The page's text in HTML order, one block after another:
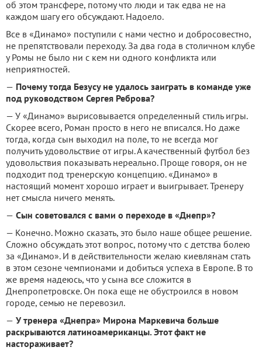
об этом трансфере, потому что люди и так едва не на
каждом шагу его обсуждают. Надоело.
Все в «Динамо» поступили с нами честно и добросовестно,
не препятствовали переходу. За два года в столичном клубе
у Ромы не было ни с кем ни одного конфликта или
неприятностей.
— Почему тогда Безусу не удалось заиграть в ­команде уже
под руководством Сергея Реброва?
— У «Динамо» вырисовывается определенный стиль игры.
Скорее всего, Роман просто в него не вписался. Но даже
тогда, когда сын выходил на поле, то не всегда мог
получить удовольствие от игры. А качественный футбол без
удовольствия показывать нереально. Проще говоря, он не
подходит под тренерскую концепцию. «Динамо» в
настоящий момент хорошо играет и выигрывает. Тренеру
нет смысла ничего менять.
— Сын советовался с вами о переходе в «Днепр»?
— Конечно. Можно сказать, это было наше общее решение.
Сложно обсуждать этот вопрос, потому что с детства болею
за «Динамо». И в действительности желаю киевлянам стать
в этом сезоне чемпионами и добиться успеха в Европе. В то
же время надеюсь, что у сына все сложится в
Днепропетровске. Он пока еще не обустроился в новом
городе, семью не перевозил.
— У тренера «Днепра» Мирона Маркевича больше
раскрываются латиноамериканцы. Этот факт не
настораживает?